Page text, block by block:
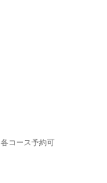
コース予約可